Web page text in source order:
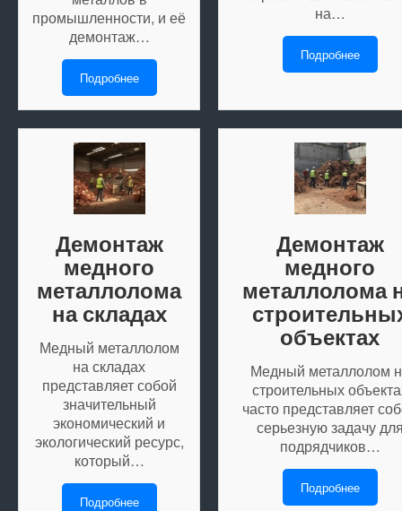
промышленности, и её
демонтаж…
Подробнее
на…
Подробнее
Демонтаж
медного
металлолома
на складах
Медный металлолом
на складах
представляет собой
значительный
экономический и
экологический ресурс,
который…
Подробнее
Демонтаж
медного
металлолома
объектах
Медный металлолом
строительных
часто представляет
серьезную задачу
подрядчиков…
Подробнее